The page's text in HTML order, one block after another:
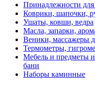
Принадлежности
Коврики, шапочки,
Ушаты, ковши, ведра
Масла, запарки,
Веники, массажеры
Термометры,
Мебель и предметы
бани
Наборы каминные